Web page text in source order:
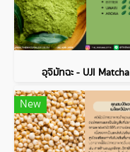
อุจิมัทฉะ - UJI Matcha
New